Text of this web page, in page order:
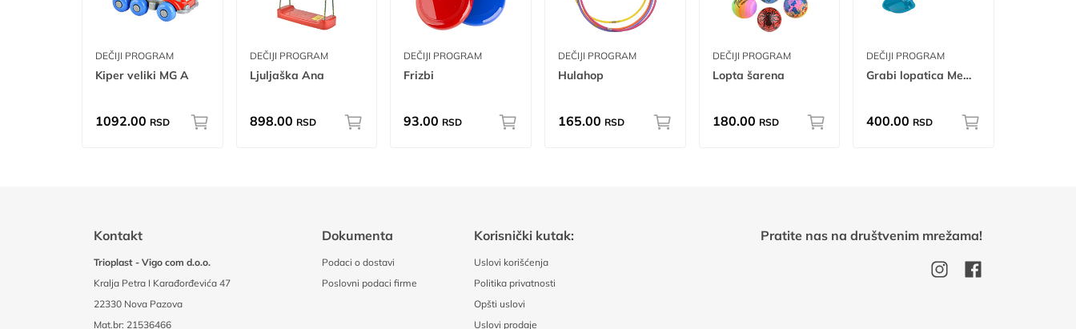
DEČIJI PROGRAM
Kiper veliki MG A
1092.00 RSD
DEČIJI PROGRAM
Ljuljaška Ana
898.00 RSD
DEČIJI PROGRAM
Frizbi
93.00 RSD
DEČIJI PROGRAM
Hulahop
165.00 RSD
DEČIJI PROGRAM
Lopta šarena
180.00 RSD
DEČIJI PROGRAM
Grabi lopatica Mega I mg
400.00 RSD
Kontakt
Trioplast - Vigo com d.o.o.
Kralja Petra I Karađorđevića 47
22330 Nova Pazova
Mat.br: 21536466
Dokumenta
Podaci o dostavi
Poslovni podaci firme
Korisnički kutak:
Uslovi korišćenja
Politika privatnosti
Opšti uslovi
Uslovi prodaje
Pratite nas na društvenim mrežama!